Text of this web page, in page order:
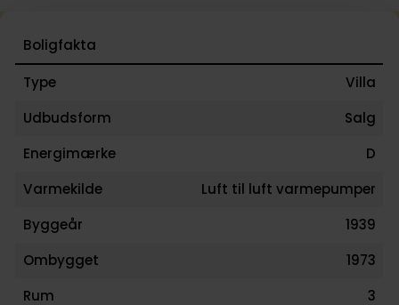
Boligfakta
Type
Villa
Udbudsform
Salg
Energimærke
D
Varmekilde
Luft til luft varmepumper
Byggeår
1939
Ombygget
1973
Rum
3